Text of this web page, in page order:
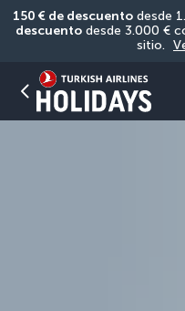
150 € de descuento desde
descuento desde 3.000 €
sitio.